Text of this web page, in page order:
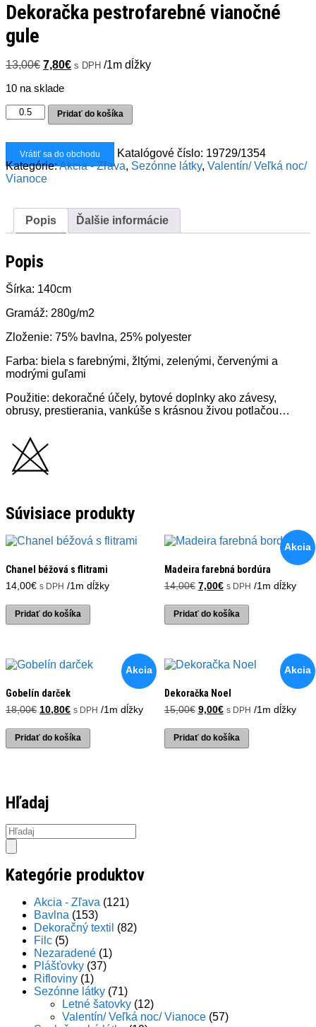
Dekoračka pestrofarebné vianočné
gule
13,00€ Pôvodná
bola:
13,00€.
7,80€Aktuálna
7,80€.
s DPH /1m dĺžky
10 na sklade
množstvo
Dekoračka
vianočné
gule
Pridať do košíka
Vrátiť sa do obchodu Katalógové číslo: 19729/1354
Kategórie:Akcia - Zľava, Sezónne látky, Valentín/ Veľká noc/
Vianoce
Popis Ďalšie informácie
Popis
Šírka: 140cm
Gramáž: 280g/m2
Zloženie: 75% bavlna, 25% polyester
Farba: biela s farebnými, žltými, zelenými, červenými a
modrými guľami
Použitie: dekoračné účely, bytové doplnky ako závesy,
obrusy, prestierania, vankúše s krásnou živou potlačou…
Súvisiace produkty
Chanel béžová s flitrami
14,00€ s DPH /1m dĺžky
Pridať do košíka
Akcia
Madeira farebná bordúra
14,00€ Pôvodná
bola:
14,00€.
7,00€Aktuálna
je:
7,00€.
s DPH /1m dĺžky
Pridať do košíka
Akcia
Gobelín darček
18,00€ Pôvodná
bola:
18,00€.
10,80€Aktuálna
je:
10,80€.
s DPH /1m dĺžky
Pridať do košíka
Akcia
Dekoračka Noel
15,00€ Pôvodná
bola:
15,00€.
9,00€Aktuálna
je:
9,00€.
s DPH /1m dĺžky
Pridať do košíka
Hľadaj
Products
search
Kategórie produktov
Akcia - Zľava (121)
Bavlna (153)
Dekoračný textil (82)
Filc (5)
Nezaradené (1)
Plášťovky (37)
Rifloviny (1)
Sezónne látky (71)
Letné šatovky (12)
Valentín/ Veľká noc/ Vianoce (57)